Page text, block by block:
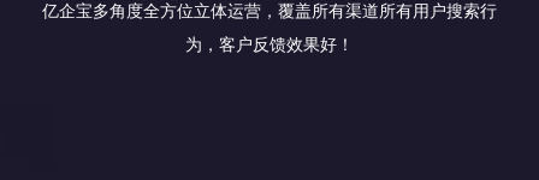
亿企宝多角度全方位立体运营，覆盖所有渠道所有用户搜索行
为，客户反馈效果好！